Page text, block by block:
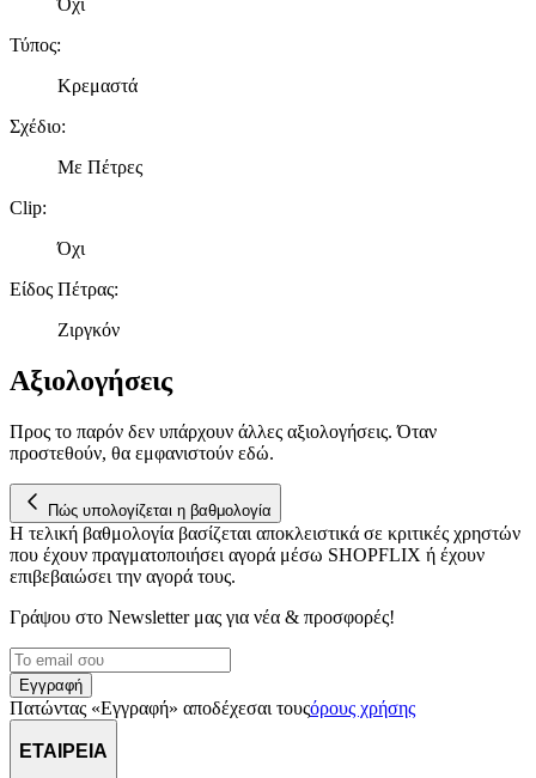
Τύπος:
Κρεμαστά
Σχέδιο:
Με Πέτρες
Clip:
Όχι
Είδος Πέτρας:
Ζιργκόν
Αξιολογήσεις
Προς το παρόν δεν υπάρχουν άλλες αξιολογήσεις. Όταν
προστεθούν, θα εμφανιστούν εδώ.
Πώς υπολογίζεται η βαθμολογία
Η τελική βαθμολογία βασίζεται αποκλειστικά σε κριτικές χρηστών
που έχουν πραγματοποιήσει αγορά μέσω SHOPFLIX ή έχουν
επιβεβαιώσει την αγορά τους.
Γράψου στο Νewsletter μας για νέα & προσφορές!
Εγγραφή
Πατώντας «Εγγραφή» αποδέχεσαι τουςόρους χρήσης
ΕΤΑΙΡΕΙΑ